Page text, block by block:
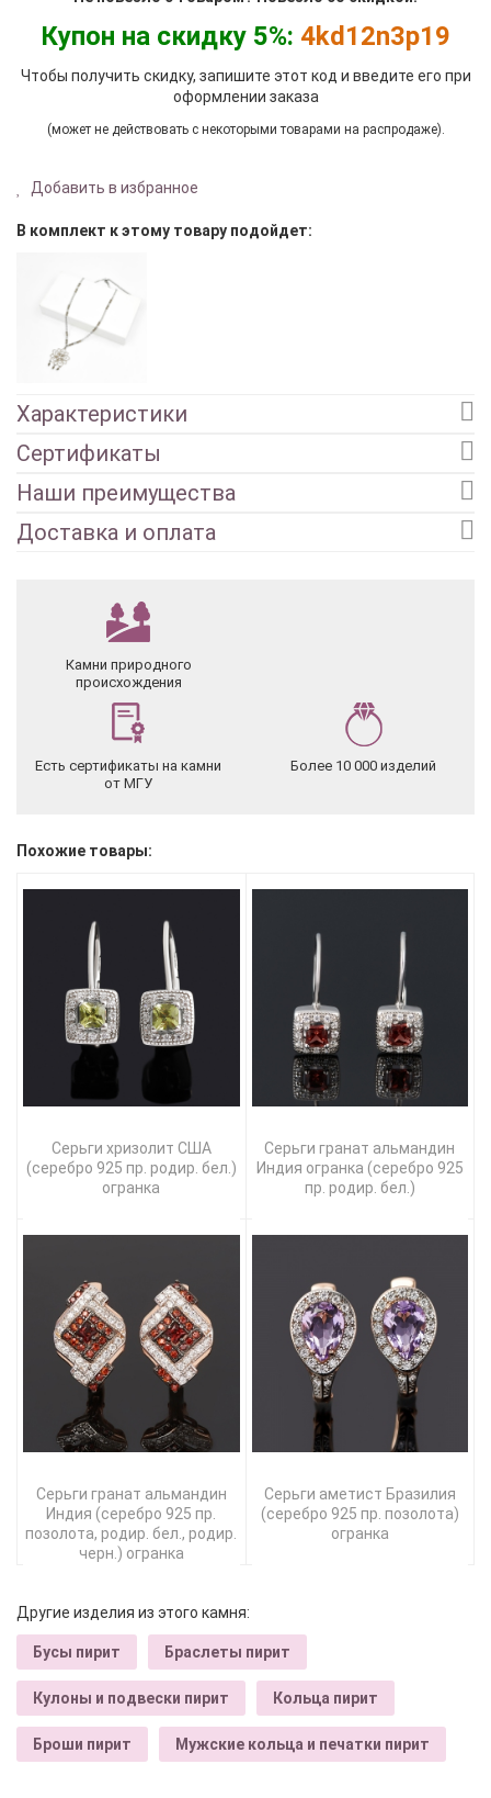
Купон на скидку 5%: 4kd12n3p19
Чтобы получить скидку, запишите этот код и введите его при
оформлении заказа
(может не действовать с некоторыми товарами на распродаже).
Добавить в избранное
В комплект к этому товару подойдет:
Характеристики
Сертификаты
Наши преимущества
Доставка и оплата
Камни природного
происхождения
Есть сертификаты на камни
от МГУ
Более 10 000 изделий
Похожие товары:
Серьги хризолит США
(серебро 925 пр. родир. бел.)
огранка
Серьги гранат альмандин
Индия огранка (серебро 925
пр. родир. бел.)
Серьги гранат альмандин
Индия (серебро 925 пр.
позолота, родир. бел., родир.
черн.) огранка
Серьги аметист Бразилия
(серебро 925 пр. позолота)
огранка
Другие изделия из этого камня:
Бусы пирит Браслеты пирит
Кулоны и подвески пирит Кольца пирит
Броши пирит Мужские кольца и печатки пирит